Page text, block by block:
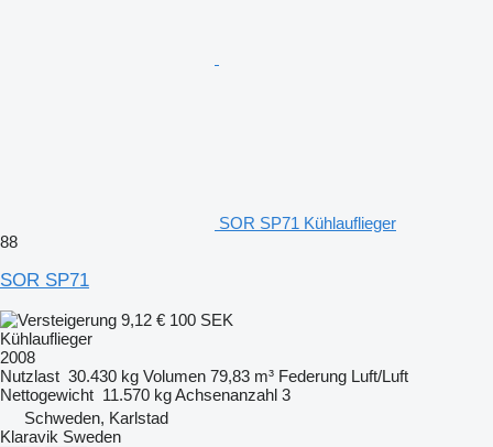
SOR SP71 Kühlauflieger
88
SOR SP71
9,12 € 100 SEK
Kühlauflieger
2008
Nutzlast 30.430 kg Volumen 79,83 m³ Federung Luft/Luft
Nettogewicht 11.570 kgAchsenanzahl 3
Schweden, Karlstad
Klaravik Sweden